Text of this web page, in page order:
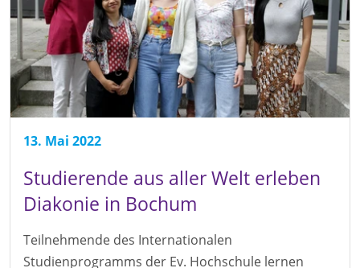
13. Mai 2022
Studierende aus aller Welt erleben
Diakonie in Bochum
Teilnehmende des Internationalen
Studienprogramms der Ev. Hochschule lernen